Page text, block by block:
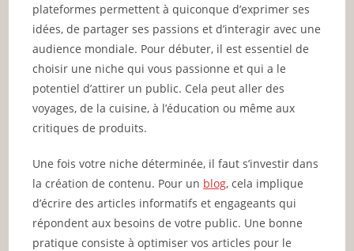
plateformes permettent à quiconque d’exprimer ses
idées, de partager ses passions et d’interagir avec une
audience mondiale. Pour débuter, il est essentiel de
choisir une niche qui vous passionne et qui a le
potentiel d’attirer un public. Cela peut aller des
voyages, de la cuisine, à l’éducation ou même aux
critiques de produits.
Une fois votre niche déterminée, il faut s’investir dans
la création de contenu. Pour un blog, cela implique
d’écrire des articles informatifs et engageants qui
répondent aux besoins de votre public. Une bonne
pratique consiste à optimiser vos articles pour le